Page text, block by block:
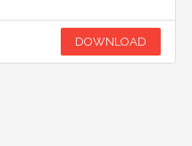
DOWNLOAD